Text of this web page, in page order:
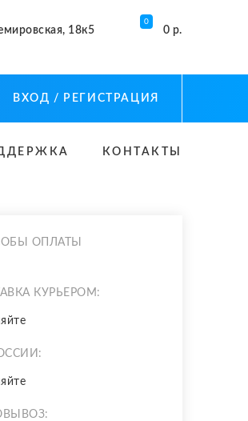
18к5
0
0 р.
ВХОД / РЕГИСТРАЦИЯ
КОНТАКТЫ
ОПЛАТЫ
КУРЬЕРОМ: